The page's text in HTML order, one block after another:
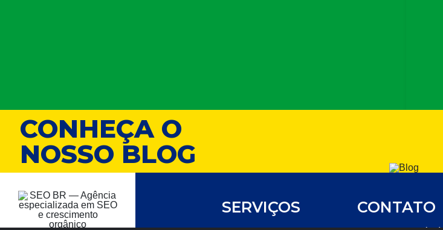
CONHEÇA O
NOSSO BLOG
SERVIÇOS CONTATO